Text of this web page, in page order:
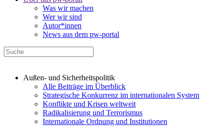
Was wir machen
Wer wir sind
Autor*innen
News aus dem pw-portal
Außen- und Sicherheitspolitik
Alle Beiträge im Überblick
Strategische Konkurrenz im internationalen System
Konflikte und Krisen weltweit
Radikalisierung und Terrorismus
Internationale Ordnung und Institutionen